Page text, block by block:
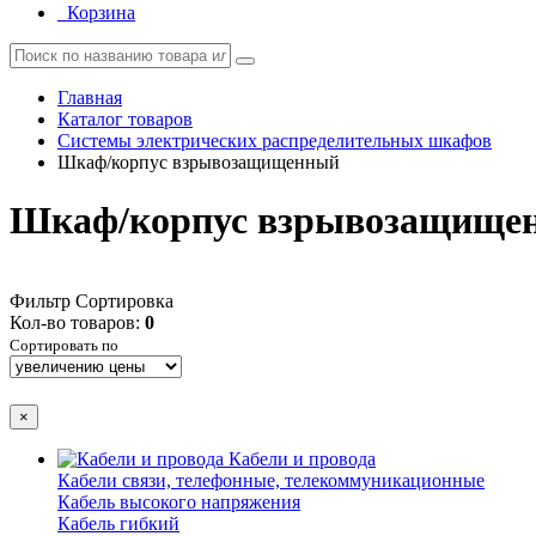
Корзина
Главная
Каталог товаров
Системы электрических распределительных шкафов
Шкаф/корпус взрывозащищенный
Шкаф/корпус
Фильтр Сортировка
Кол-во товаров: 0
Сортировать по
×
Кабели и провода
Кабели связи, телефонные, телекоммуникационные
Кабель высокого напряжения
Кабель гибкий